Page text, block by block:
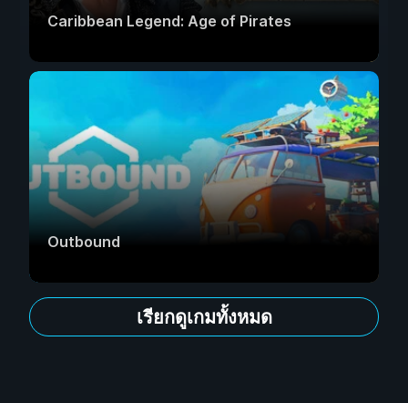
Caribbean Legend: Age of Pirates
Outbound
เรียกดูเกมทั้งหมด